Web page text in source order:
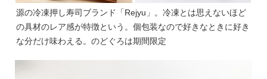
源の冷凍押し寿司ブランド「Rejyu」。冷凍とは思えないほど
の具材のレア感が特徴という。個包装なので好きなときに好き
な分だけ味わえる。のどぐろは期間限定